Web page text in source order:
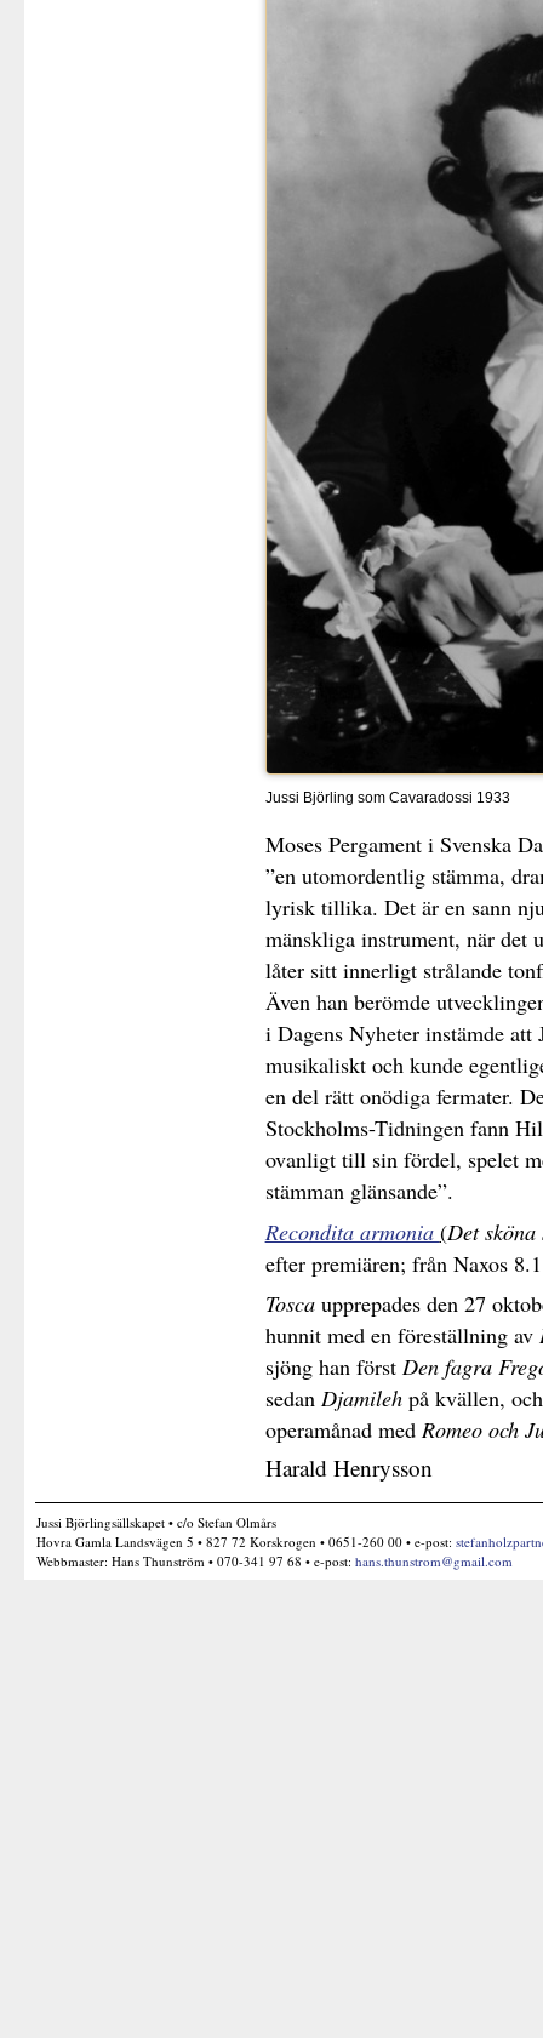
Jussi Björling som Cavaradossi 1933
Moses Pergament i Svenska
”en utomordentlig stämma,
lyrisk tillika. Det är en sann
mänskliga instrument, när det
låter sitt innerligt strålande
Även han berömde
i Dagens Nyheter instämde
musikaliskt och kunde
en del rätt onödiga fermater.
Stockholms-Tidningen fann
ovanligt till sin fördel, spelet
stämman glänsande”.
Recondita armonia (Det
efter premiären; från Naxos
Toscaupprepades den 27
hunnit med en föreställning av
sjöng han först Den fagra
sedan Djamilehpå kvällen, och
operamånad med Romeo och
Harald Henrysson
Jussi Björlingsällskapet • c/o Stefan Olmårs
Hovra Gamla Landsvägen 5 • 827 72 Korskrogen • 0651-260 00 • e-post:
Webbmaster: Hans Thunström • 070-341 97 68 • e-post: hans.thunstrom@gmail.com